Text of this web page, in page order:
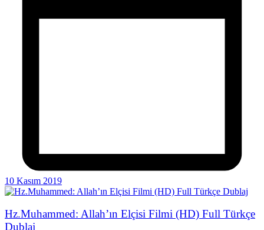
10 Kasım 2019
Hz.Muhammed: Allah’ın Elçisi Filmi (HD) Full Türkçe
Dublaj